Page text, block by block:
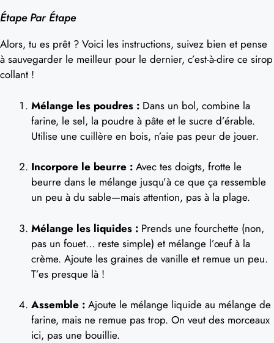
Étape Par Étape
Alors, tu es prêt ? Voici les instructions, suivez bien et pense
à sauvegarder le meilleur pour le dernier, c’est-à-dire ce sirop
collant !
Mélange les poudres : Dans un bol, combine la
farine, le sel, la poudre à pâte et le sucre d’érable.
Utilise une cuillère en bois, n’aie pas peur de jouer.
Incorpore le beurre : Avec tes doigts, frotte le
beurre dans le mélange jusqu’à ce que ça ressemble
un peu à du sable—mais attention, pas à la plage.
Mélange les liquides : Prends une fourchette (non,
pas un fouet… reste simple) et mélange l’œuf à la
crème. Ajoute les graines de vanille et remue un peu.
T’es presque là !
Assemble : Ajoute le mélange liquide au mélange de
farine, mais ne remue pas trop. On veut des morceaux
ici, pas une bouillie.